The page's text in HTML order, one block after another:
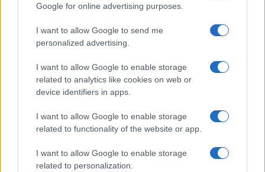
Google for online advertising purposes.
I want to allow Google to send me
personalized advertising.
I want to allow Google to enable storage
related to analytics like cookies on web or
device identifiers in apps.
I want to allow Google to enable storage
related to functionality of the website or app.
I want to allow Google to enable storage
related to personalization.